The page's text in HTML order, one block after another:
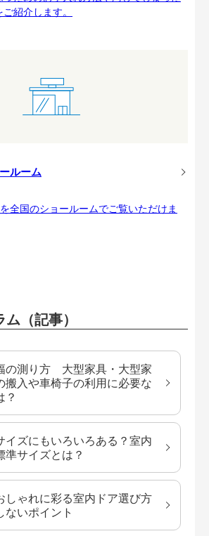
紹介します。
ルーム
全国のショールームでご覧いただけま
（記事）
の測り方 大型家具・大型家
搬入や車椅子の利用に必要な
？
イズにもいろいろある？室内
準サイズとは？
しゃれに彩る室内ドア選び方
ないポイント